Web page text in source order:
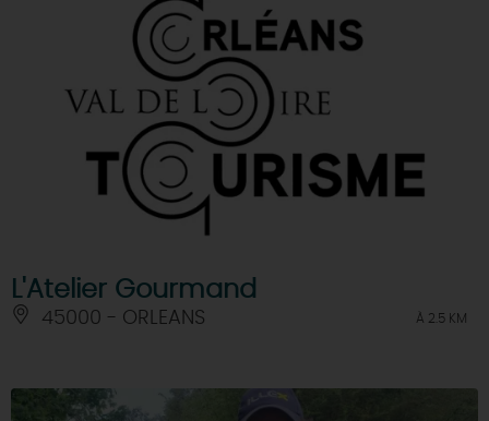
L'Atelier Gourmand
45000 - ORLEANS À 2.5 KM